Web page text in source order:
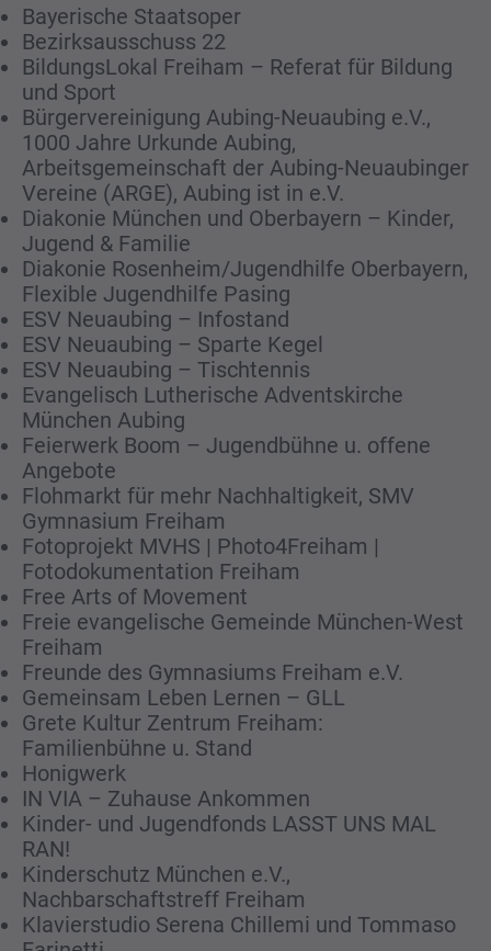
Bayerische Staatsoper
Bezirksausschuss 22
BildungsLokal Freiham – Referat für Bildung
und Sport
Bürgervereinigung Aubing-Neuaubing e.V.,
1000 Jahre Urkunde Aubing,
Arbeitsgemeinschaft der Aubing-Neuaubinger
Vereine (ARGE), Aubing ist in e.V.
Diakonie München und Oberbayern – Kinder,
Jugend & Familie
Diakonie Rosenheim/Jugendhilfe Oberbayern,
Flexible Jugendhilfe Pasing
ESV Neuaubing – Infostand
ESV Neuaubing – Sparte Kegel
ESV Neuaubing – Tischtennis
Evangelisch Lutherische Adventskirche
München Aubing
Feierwerk Boom – Jugendbühne u. offene
Angebote
Flohmarkt für mehr Nachhaltigkeit, SMV
Gymnasium Freiham
Fotoprojekt MVHS | Photo4Freiham |
Fotodokumentation Freiham
Free Arts of Movement
Freie evangelische Gemeinde München-West
Freiham
Freunde des Gymnasiums Freiham e.V.
Gemeinsam Leben Lernen – GLL
Grete Kultur Zentrum Freiham:
Familienbühne u. Stand
Honigwerk
IN VIA – Zuhause Ankommen
Kinder- und Jugendfonds LASST UNS MAL
RAN!
Kinderschutz München e.V.,
Nachbarschaftstreff Freiham
Klavierstudio Serena Chillemi und Tommaso